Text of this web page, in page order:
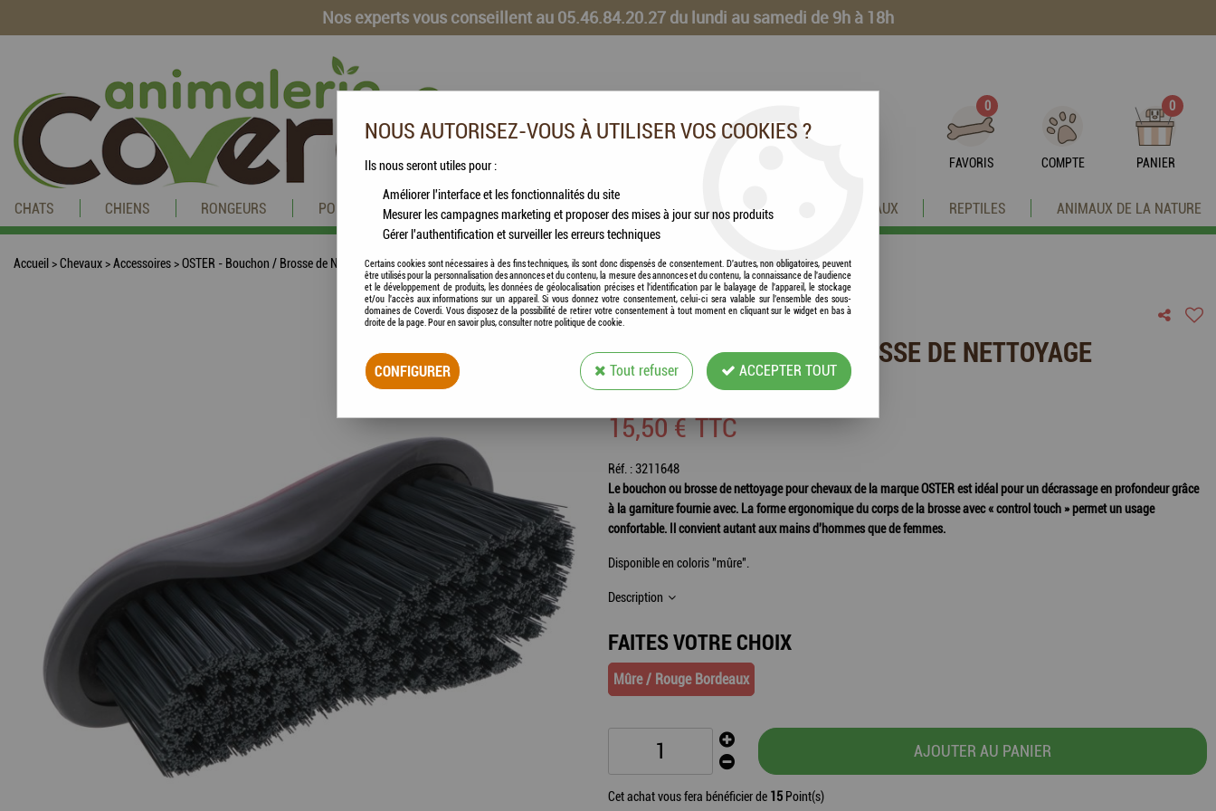
Nos experts vous conseillent au 05.46.84.20.27 du lundi au samedi de 9h à 18h
0
FAVORIS COMPTE
0
PANIER
CHATS CHIENS RONGEURS POISSONS CHEVAUX VOLAILLES ANIMAUX DE LA FERME OISEAUX REPTILES ANIMAUX DE LA NATURE
Accueil >Chevaux>Accessoires>OSTER - Bouchon / Brosse de Nettoyage
OSTER - BOUCHON / BROSSE DE NETTOYAGE
Soyez le premier à donner votre avis !
15,50 €TTC
Réf. :3211648
Le bouchon ou brosse de nettoyage pour chevaux de la marque OSTER est idéal pour un décrassage en profondeur grâce
à la garniture fournie avec. La forme ergonomique du corps de la brosse avec « control touch » permet un usage
confortable. Il convient autant aux mains d'hommes que de femmes.
Disponible en coloris "mûre".
Description
FAITES VOTRE CHOIX
Mûre / Rouge Bordeaux
AJOUTER AU PANIER
Cet achat vous fera bénéficier de 15 Point(s)
NOUS AUTORISEZ-VOUS À UTILISER VOS COOKIES ?
Ils nous seront utiles pour :
Améliorer l'interface et les fonctionnalités du site
Mesurer les campagnes marketing et proposer des mises à jour sur nos produits
Gérer l'authentification et surveiller les erreurs techniques
Certains cookies sont nécessaires à des fins techniques, ils sont donc dispensés de consentement. D'autres, non obligatoires, peuvent
être utilisés pour la personnalisation des annonces et du contenu, la mesure des annonces et du contenu, la connaissance de l'audience
et le développement de produits, les données de géolocalisation précises et l'identification par le balayage de l'appareil, le stockage
et/ou l'accès aux informations sur un appareil. Si vous donnez votre consentement, celui-ci sera valable sur l’ensemble des sous-
domaines de Coverdi. Vous disposez de la possibilité de retirer votre consentement à tout moment en cliquant sur le widget en bas à
droite de la page. Pour en savoir plus, consulter notre politique de cookie.
CONFIGURER Tout refuser ACCEPTER TOUT